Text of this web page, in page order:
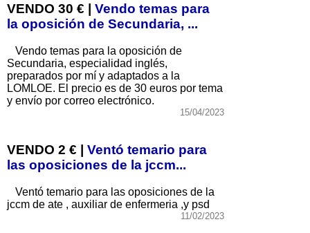
VENDO 30 € | Vendo temas para
la oposición de Secundaria, ...
Vendo temas para la oposición de
Secundaria, especialidad inglés,
preparados por mí y adaptados a la
LOMLOE. El precio es de 30 euros por tema
y envío por correo electrónico.
15/04/2023
VENDO 2 € | Ventó temario para
las oposiciones de la jccm...
Ventó temario para las oposiciones de la
jccm de ate , auxiliar de enfermeria ,y psd
11/02/2023